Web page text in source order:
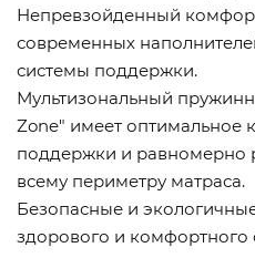
Непревзойденный
современных
системы поддержки.
Мультизональный
Zone" имеет оптимальное
поддержки и равномерно
всему периметру матраса.
Безопасные и
здорового и комфортного